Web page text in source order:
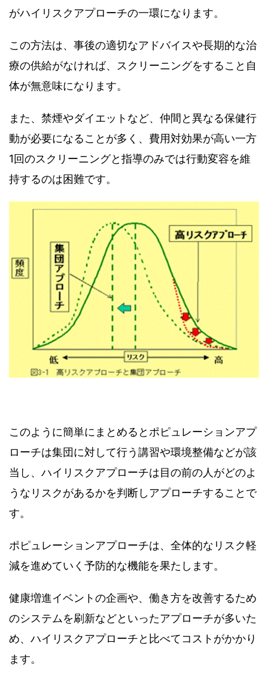
がハイリスクアプローチの一環になります。
この方法は、事後の適切なアドバイスや長期的な治
療の供給がなければ、スクリーニングをすること自
体が無意味になります。
また、禁煙やダイエットなど、仲間と異なる保健行
動が必要になることが多く、費用対効果が高い一方
1回のスクリーニングと指導のみでは行動変容を維
持するのは困難です。
このように簡単にまとめるとポピュレーションアプ
ローチは集団に対して行う講習や環境整備などが該
当し、ハイリスクアプローチは目の前の人がどのよ
うなリスクがあるかを判断しアプローチすることで
す。
ポピュレーションアプローチは、全体的なリスク軽
減を進めていく予防的な機能を果たします。
健康増進イベントの企画や、働き方を改善するため
のシステムを刷新などといったアプローチが多いた
め、ハイリスクアプローチと比べてコストがかかり
ます。